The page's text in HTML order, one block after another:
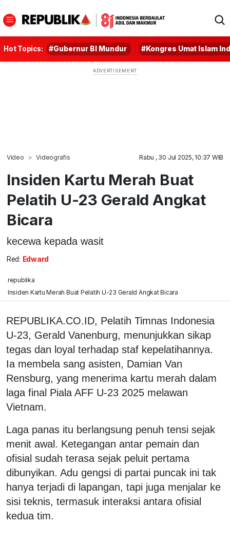
Hot Topics: #Gubernur BI Mundur #Kongres Umat Islam
Video Videografis Rabu , 30 Jul 2025, 10:37 WIB
Insiden Kartu Merah Buat
Pelatih U-23 Gerald Angkat
Bicara
kecewa kepada wasit
Red: Edward
republika
Insiden Kartu Merah Buat Pelatih U-23 Gerald Angkat Bicara
REPUBLIKA.CO.ID, Pelatih Timnas Indonesia
U-23, Gerald Vanenburg, menunjukkan sikap
tegas dan loyal terhadap staf kepelatihannya.
Ia membela sang asisten, Damian Van
Rensburg, yang menerima kartu merah dalam
laga final Piala AFF U-23 2025 melawan
Vietnam.
Laga panas itu berlangsung penuh tensi sejak
menit awal. Ketegangan antar pemain dan
ofisial sudah terasa sejak peluit pertama
dibunyikan. Adu gengsi di partai puncak ini tak
hanya terjadi di lapangan, tapi juga menjalar ke
sisi teknis, termasuk interaksi antara ofisial
kedua tim.